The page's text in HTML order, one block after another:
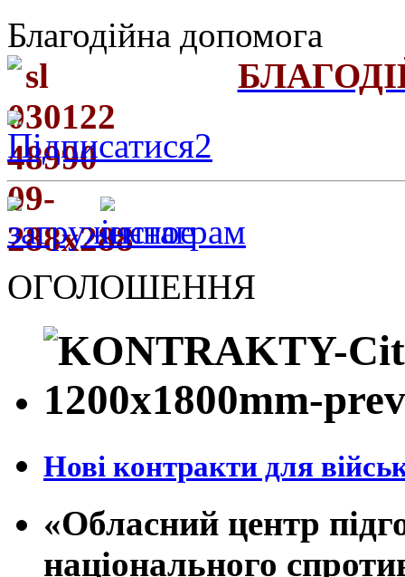
Благодійна допомога
ОГОЛОШЕННЯ
Нові контракти для
«Обласний центр
національного